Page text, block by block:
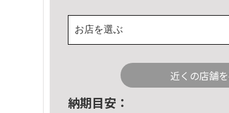
お店を選ぶ
近くの店舗
納期目安：